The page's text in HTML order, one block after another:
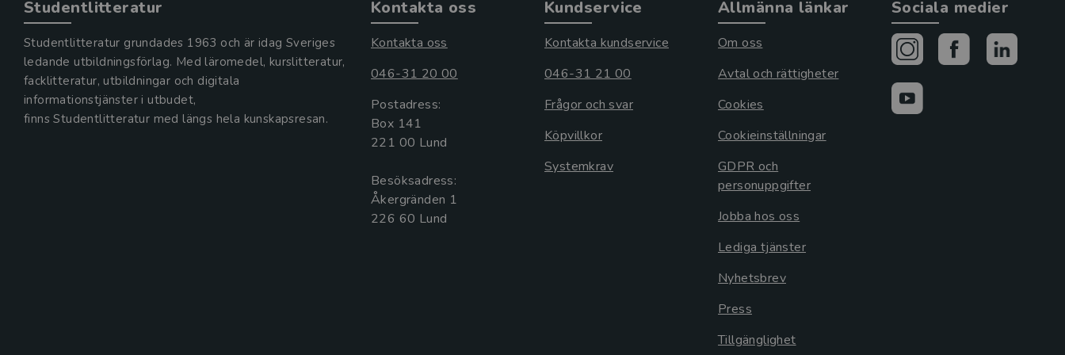
Studentlitteratur
Studentlitteratur grundades 1963 och är idag Sveriges
ledande utbildningsförlag. Med läromedel, kurslitteratur,
facklitteratur, utbildningar och digitala
informationstjänster i utbudet,
finns Studentlitteratur med längs hela kunskapsresan.
Kontakta oss
Kontakta oss
046-31 20 00
Postadress:
Box 141
221 00 Lund
Besöksadress:
Åkergränden 1
Kundservice
Kontakta kundservice
046-31 21 00
Frågor och svar
Köpvillkor
Systemkrav
Allmänna länkar
Om oss
Avtal och rättigheter
Cookies
Cookieinställningar
GDPR och
personuppgifter
Jobba hos oss
Lediga tjänster
Nyhetsbrev
Press
Tillgänglighet
Sociala medier